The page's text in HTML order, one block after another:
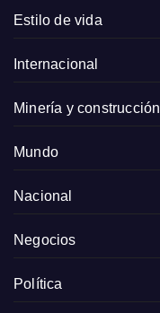
Estilo de vida
Internacional
Minería y construcción
Mundo
Nacional
Negocios
Política